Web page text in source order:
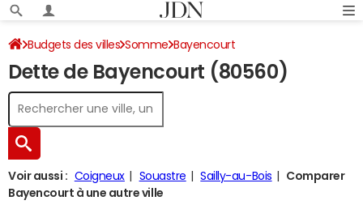
Budgets des villes Somme Bayencourt
Dette au 31/12/2024
Dette de Bayencourt (80560)
Voir aussi : Coigneux Souastre Sailly-au-Bois
Comparer
Bayencourt à une autre ville